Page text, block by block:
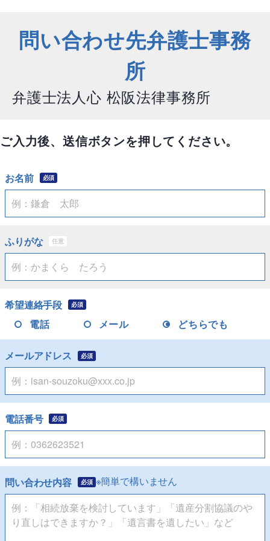
問い合わせ先弁護士事務
所
弁護士法人心 松阪法律事務所
ご入力後、送信ボタンを押してください。
お名前 必須
ふりがな 任意
希望連絡手段 必須
電話 メール どちらでも
メールアドレス 必須
電話番号 必須
問い合わせ内容 必須 ※簡単で構いません